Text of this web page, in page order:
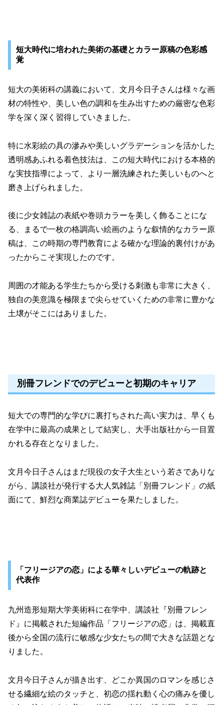
短大時代に培われた美術の基礎とカラー原稿の色彩感
覚
短大の美術科の講義において、文月今日子さんは様々な画
材の特性や、美しい色の調和を生み出すための厳密な色彩
学を深く深く習得していきました。
特に水彩絵の具の滲みや美しいグラデーションを活かした
透明感あふれる着色技法は、この短大時代における本格的
な実技指導によって、より一層洗練された美しいものへと
磨き上げられました。
後に少女雑誌の表紙や巻頭カラーを美しく飾ることにな
る、まるで一枚の格調高い絵画のような叙情的なカラー原
稿は、この時期の専門教育による確かな理論的裏付けがあ
ったからこそ実現したのです。
周囲の才能ある学生たちから受ける刺激も非常に大きく、
独自の美意識を極限まで尖らせていくための非常に豊かな
土壌がそこにはありました。
別冊フレンドでのデビューと初期のキャリア
短大での専門的な学びに裏打ちされた高い実力は、早くも
在学中に最高の成果として結実し、大手出版社から一目置
かれる存在となりました。
文月今日子さんはまだ現役の女子大生という若さでありな
がら、講談社が発行する大人気雑誌「別冊フレンド」の紙
面にて、鮮烈な商業誌デビューを果たしました。
「フリージアの恋」による華々しいデビューの軌跡と
代表作
九州造形短期大学美術科に在学中、講談社『別冊フレン
ド』に掲載された短編作品「フリージアの恋」は、掲載直
後から全国の流行に敏感な少女たちの間で大きな話題とな
りました。
文月今日子さんが描き出す、どこか異国のロマンを感じさ
せる繊細な絵のタッチと、初恋の揺れ動く心の痛みを優し